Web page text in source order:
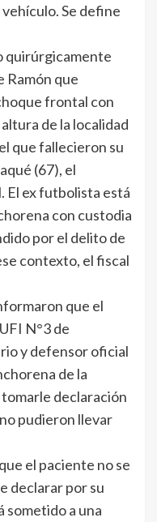
Se define
quirúrgicamente
Ramón que
frontal con
de la localidad
que fallecieron su
(67), el
El ex futbolista está
con custodia
por el delito de
contexto, el fiscal
que el
N°3 de
y defensor oficial
de la
declaración
pudieron llevar
el paciente no se
declarar por su
sometido a una